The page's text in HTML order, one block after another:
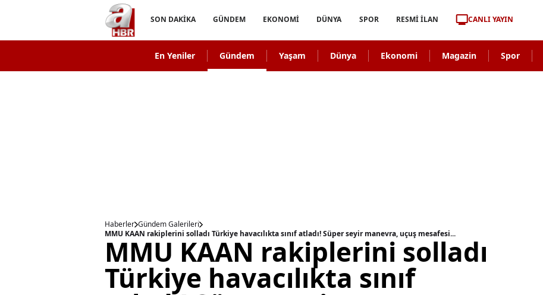
SON DAKİKA GÜNDEM EKONOMİ DÜNYA SPOR RESMİ İLAN CANLI YAYIN
En Yeniler Gündem Yaşam Dünya Ekonomi Magazin Spor
Haberler Gündem Galerileri
MMU KAAN rakiplerini solladı Türkiye havacılıkta sınıf atladı! Süper seyir manevra, uçuş mesafesi...
MMU KAAN rakiplerini solladı
Türkiye havacılıkta sınıf